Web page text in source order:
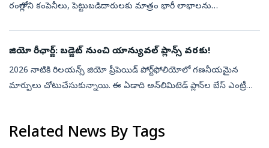
రంగాల్లోని కంపెనీలు, పెట్టుబడిదారులకు మాత్రం భారీ లాభాలను
జియో రీఛార్జ్: బడ్జెట్ నుంచి యాన్యువల్ ప్లాన్స్ వరకు!
2026 నాటికి రిలయన్స్ జియో ప్రీపెయిడ్ పోర్ట్‌ఫోలియోలో గణనీయమైన
మార్పులు చోటుచేసుకున్నాయి. ఈ ఏడాది అన్‌లిమిటెడ్ ప్లాన్‌ల బేస్ ఎంట్రీ
Related News By Tags